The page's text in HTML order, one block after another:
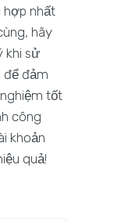
hợp nhất
hãy
khi sử
để đảm
tốt
công
khoản
quả!